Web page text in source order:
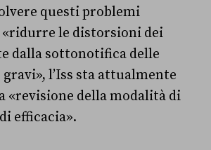
questi problemi
«ridurre le distorsioni dei
dalla sottonotifica delle
gravi», l’Iss sta attualmente
«revisione della modalità di
efficacia».